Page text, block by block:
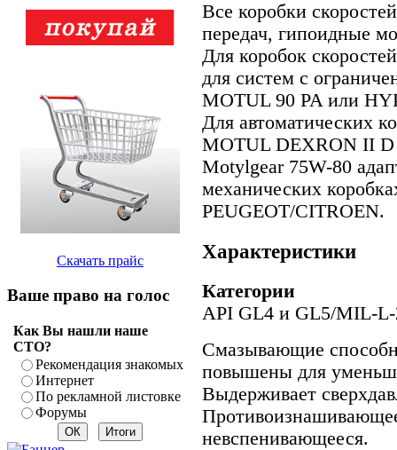
Скачать прайс
Ваше право на голос
Как Вы нашли наше
СТО?
Рекомендация знакомых
Интернет
По рекламной листовке
Форумы
Все коробки
передач, гипоидные
Для коробок
для систем с
MOTUL 90 PA или
Для автоматических
MOTUL DEXRON II
Motylgear 75W-80
механических
PEUGEOT/CITROEN.
Характеристики
Категории
API GL4 и GL5/MIL-
Смазывающие
повышены для
Выдерживает
невспенивающееся.